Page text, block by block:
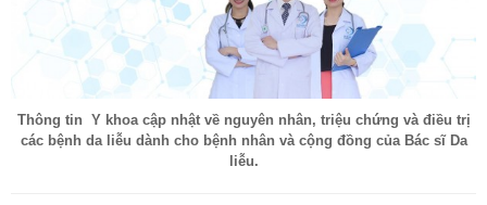
Thông tin Y khoa cập nhật về nguyên nhân, triệu chứng và điều trị
các bệnh da liễu dành cho bệnh nhân và cộng đồng của Bác sĩ Da
liễu.